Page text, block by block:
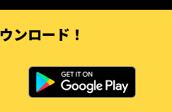
ンロード！